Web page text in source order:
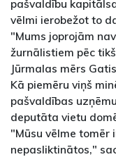
pašvaldību
vēlmi ierobežot to
"Mums joprojām
žurnālistiem pēc
Jūrmalas mērs
Kā piemēru viņš
pašvaldības
deputāta vietu
"Mūsu vēlme
nepasliktinātos,"